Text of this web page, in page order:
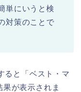
単にいうと検
対策のことで
ると「ベスト・マ
が表示されま